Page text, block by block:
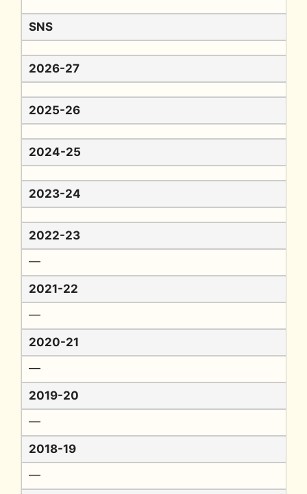
SNS
2026-27
2025-26
2024-25
2023-24
2022-23
━
2021-22
━
2020-21
━
2019-20
━
2018-19
━